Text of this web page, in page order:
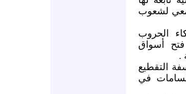
لشعوب
الحروب
فتح أسواق
.
التقطيع
في